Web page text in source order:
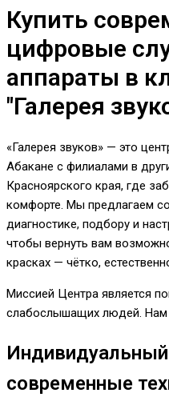
Купить
цифровые
аппараты в
"Галерея
«Галерея звуков» — это
Абакане с филиалами в
Красноярского края, где
комфорте. Мы предлагаем
диагностике, подбору и
чтобы вернуть вам
красках — чётко,
Миссией Центра является
слабослышащих людей. Нам
современные